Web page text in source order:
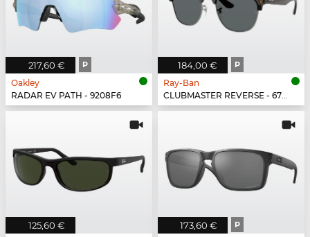
217,60 € P
Oakley
RADAR EV PATH - 9208F6
184,00 € P
Ray-Ban
CLUBMASTER REVERSE - 670781
125,60 € 173,60 € P